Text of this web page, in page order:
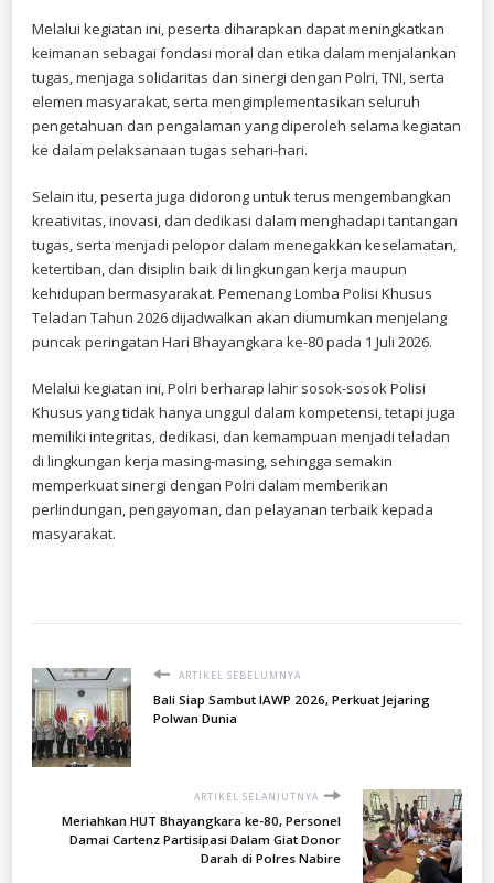
Melalui kegiatan ini, peserta diharapkan dapat meningkatkan
keimanan sebagai fondasi moral dan etika dalam menjalankan
tugas, menjaga solidaritas dan sinergi dengan Polri, TNI, serta
elemen masyarakat, serta mengimplementasikan seluruh
pengetahuan dan pengalaman yang diperoleh selama kegiatan
ke dalam pelaksanaan tugas sehari-hari.
Selain itu, peserta juga didorong untuk terus mengembangkan
kreativitas, inovasi, dan dedikasi dalam menghadapi tantangan
tugas, serta menjadi pelopor dalam menegakkan keselamatan,
ketertiban, dan disiplin baik di lingkungan kerja maupun
kehidupan bermasyarakat. Pemenang Lomba Polisi Khusus
Teladan Tahun 2026 dijadwalkan akan diumumkan menjelang
puncak peringatan Hari Bhayangkara ke-80 pada 1 Juli 2026.
Melalui kegiatan ini, Polri berharap lahir sosok-sosok Polisi
Khusus yang tidak hanya unggul dalam kompetensi, tetapi juga
memiliki integritas, dedikasi, dan kemampuan menjadi teladan
di lingkungan kerja masing-masing, sehingga semakin
memperkuat sinergi dengan Polri dalam memberikan
perlindungan, pengayoman, dan pelayanan terbaik kepada
masyarakat.
ARTIKEL SEBELUMNYA
Bali Siap Sambut IAWP 2026, Perkuat Jejaring
Polwan Dunia
ARTIKEL SELANJUTNYA
Meriahkan HUT Bhayangkara ke-80, Personel
Damai Cartenz Partisipasi Dalam Giat Donor
Darah di Polres Nabire